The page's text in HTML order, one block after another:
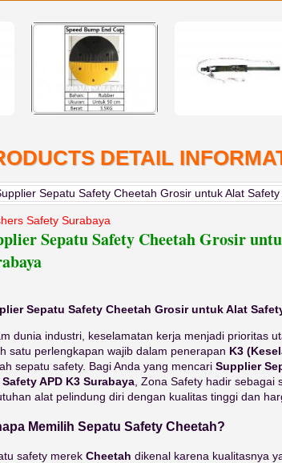
DETAIL
Safety Surabaya
Sepatu Safety Cheetah Grosir
Sepatu Safety Cheetah Grosir untuk Alat
dunia industri, keselamatan kerja menjadi prioritas
satu perlengkapan wajib dalam penerapan K3
sepatu safety. Bagi Anda yang mencari Supplier
APD K3 Surabaya, Zona Safety hadir sebagai
alat pelindung diri dengan kualitas tinggi dan
Memilih Sepatu Safety Cheetah?
safety merek Cheetah dikenal karena kualitasnya